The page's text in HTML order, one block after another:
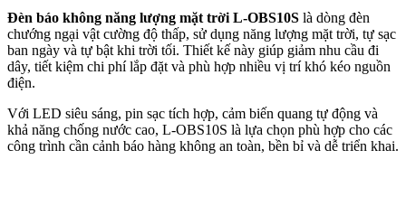
Đèn báo không năng lượng mặt trời L-OBS10S là dòng đèn
chướng ngại vật cường độ thấp, sử dụng năng lượng mặt trời, tự sạc
ban ngày và tự bật khi trời tối. Thiết kế này giúp giảm nhu cầu đi
dây, tiết kiệm chi phí lắp đặt và phù hợp nhiều vị trí khó kéo nguồn
điện.
Với LED siêu sáng, pin sạc tích hợp, cảm biến quang tự động và
khả năng chống nước cao, L-OBS10S là lựa chọn phù hợp cho các
công trình cần cảnh báo hàng không an toàn, bền bỉ và dễ triển khai.